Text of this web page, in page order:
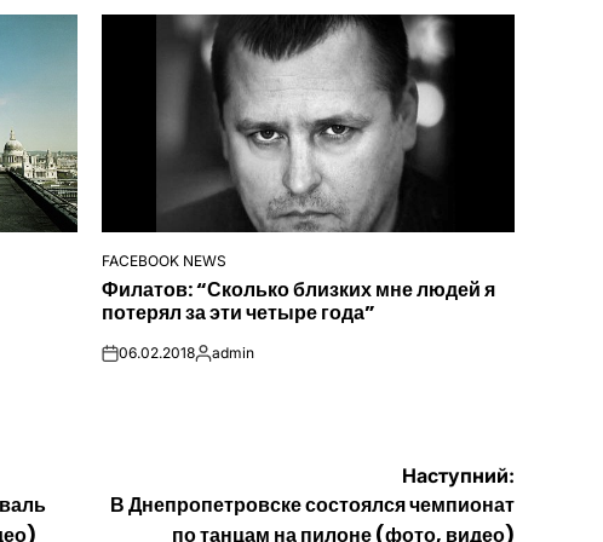
ОПУБЛІКУВАТИ
У
FACEBOOK NEWS
Филатов: “Сколько близких мне людей я
потерял за эти четыре года”
on06.02.2018Опубліковано
admin
Наступний:
В Днепропетровске состоялся чемпионат
по танцам на пилоне (фото, видео)